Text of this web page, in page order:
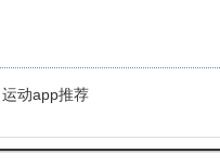
运动app推荐